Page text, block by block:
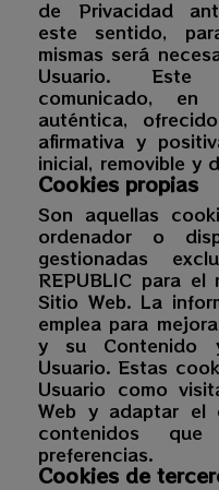
de Privacidad
este sentido,
mismas será
Usuario. Este
comunicado,
auténtica,
afirmativa y
inicial, removible y
Cookies propias
Son aquellas
ordenador o
gestionadas
REPUBLIC para el
Sitio Web. La
emplea para
y su Contenido
Usuario. Estas
Usuario como
Web y adaptar el
contenidos
preferencias.
Cookies de